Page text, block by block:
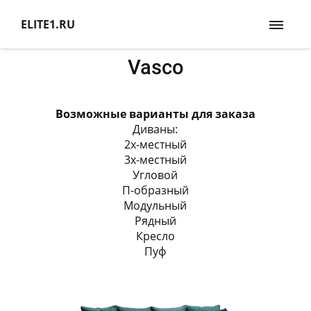
ELITE1.RU
Vasco
Возможные варианты для заказа
Диваны:
2х-местный
3х-местный
Угловой
П-образный
Модульный
Рядный
Кресло
Пуф